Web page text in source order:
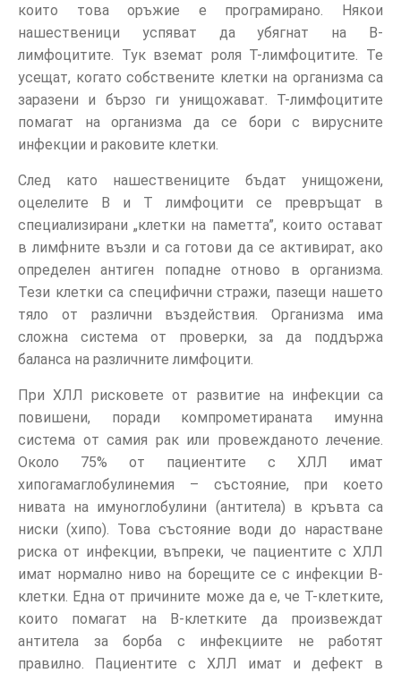
които това оръжие е програмирано. Някои
нашественици успяват да убягнат на В-
лимфоцитите. Тук вземат роля Т-лимфоцитите. Те
усещат, когато собствените клетки на организма са
заразени и бързо ги унищожават. Т-лимфоцитите
помагат на организма да се бори с вирусните
инфекции и раковите клетки.
След като нашествениците бъдат унищожени,
оцелелите В и Т лимфоцити се превръщат в
специализирани „клетки на паметта”, които остават
в лимфните възли и са готови да се активират, ако
определен антиген попадне отново в организма.
Тези клетки са специфични стражи, пазещи нашето
тяло от различни въздействия. Организма има
сложна система от проверки, за да поддържа
баланса на различните лимфоцити.
При ХЛЛ рисковете от развитие на инфекции са
повишени, поради компрометираната имунна
система от самия рак или провежданото лечение.
Около 75% от пациентите с ХЛЛ имат
хипогамаглобулинемия – състояние, при което
нивата на имуноглобулини (антитела) в кръвта са
ниски (хипо). Това състояние води до нарастване
риска от инфекции, въпреки, че пациентите с ХЛЛ
имат нормално ниво на борещите се с инфекции В-
клетки. Една от причините може да е, че Т-клетките,
които помагат на В-клетките да произвеждат
антитела за борба с инфекциите не работят
правилно. Пациентите с ХЛЛ имат и дефект в